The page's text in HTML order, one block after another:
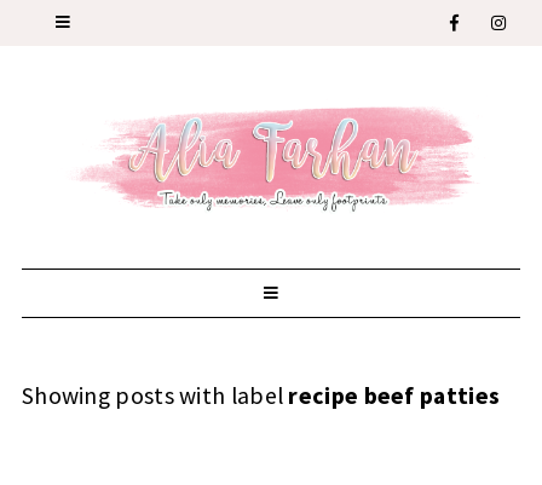
Showing posts with label recipe beef patties